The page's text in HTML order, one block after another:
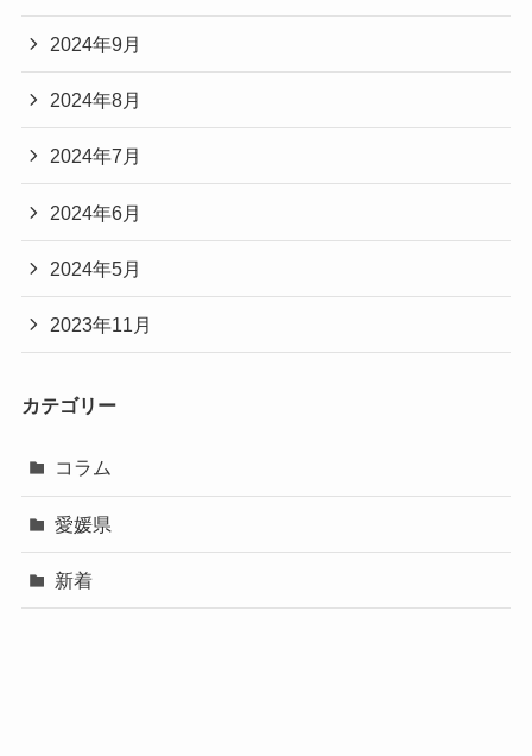
2024年9月
2024年8月
2024年7月
2024年6月
2024年5月
2023年11月
カテゴリー
コラム
愛媛県
新着